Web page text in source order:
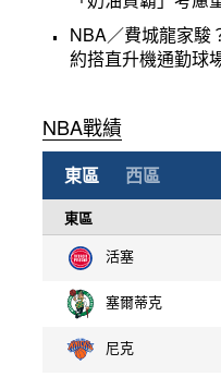
NBA／費城龍家駿
約搭直升機通勤球